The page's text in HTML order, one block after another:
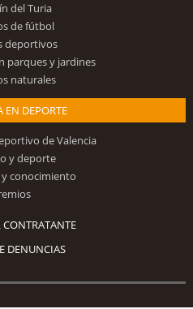
del Turia
de fútbol
deportivos
parques y jardines
naturales
EN DEPORTE
de Valencia
y deporte
y conocimiento
CONTRATANTE
DENUNCIAS